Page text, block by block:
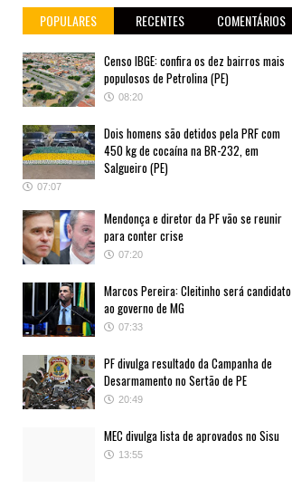
POPULARES RECENTES COMENTÁRIOS
Censo IBGE: confira os dez bairros mais
populosos de Petrolina (PE)
08:20
Dois homens são detidos pela PRF com
450 kg de cocaína na BR-232, em
Salgueiro (PE)
07:07
Mendonça e diretor da PF vão se reunir
para conter crise
07:20
Marcos Pereira: Cleitinho será candidato
ao governo de MG
07:33
PF divulga resultado da Campanha de
Desarmamento no Sertão de PE
20:49
MEC divulga lista de aprovados no Sisu
13:55